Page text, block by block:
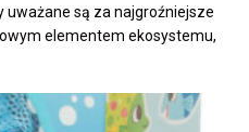
uważane są za najgroźniejsze
elementem ekosystemu,